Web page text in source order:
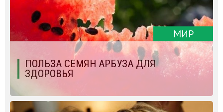
МИР
ПОЛЬЗА СЕМЯН АРБУЗА ДЛЯ
ЗДОРОВЬЯ